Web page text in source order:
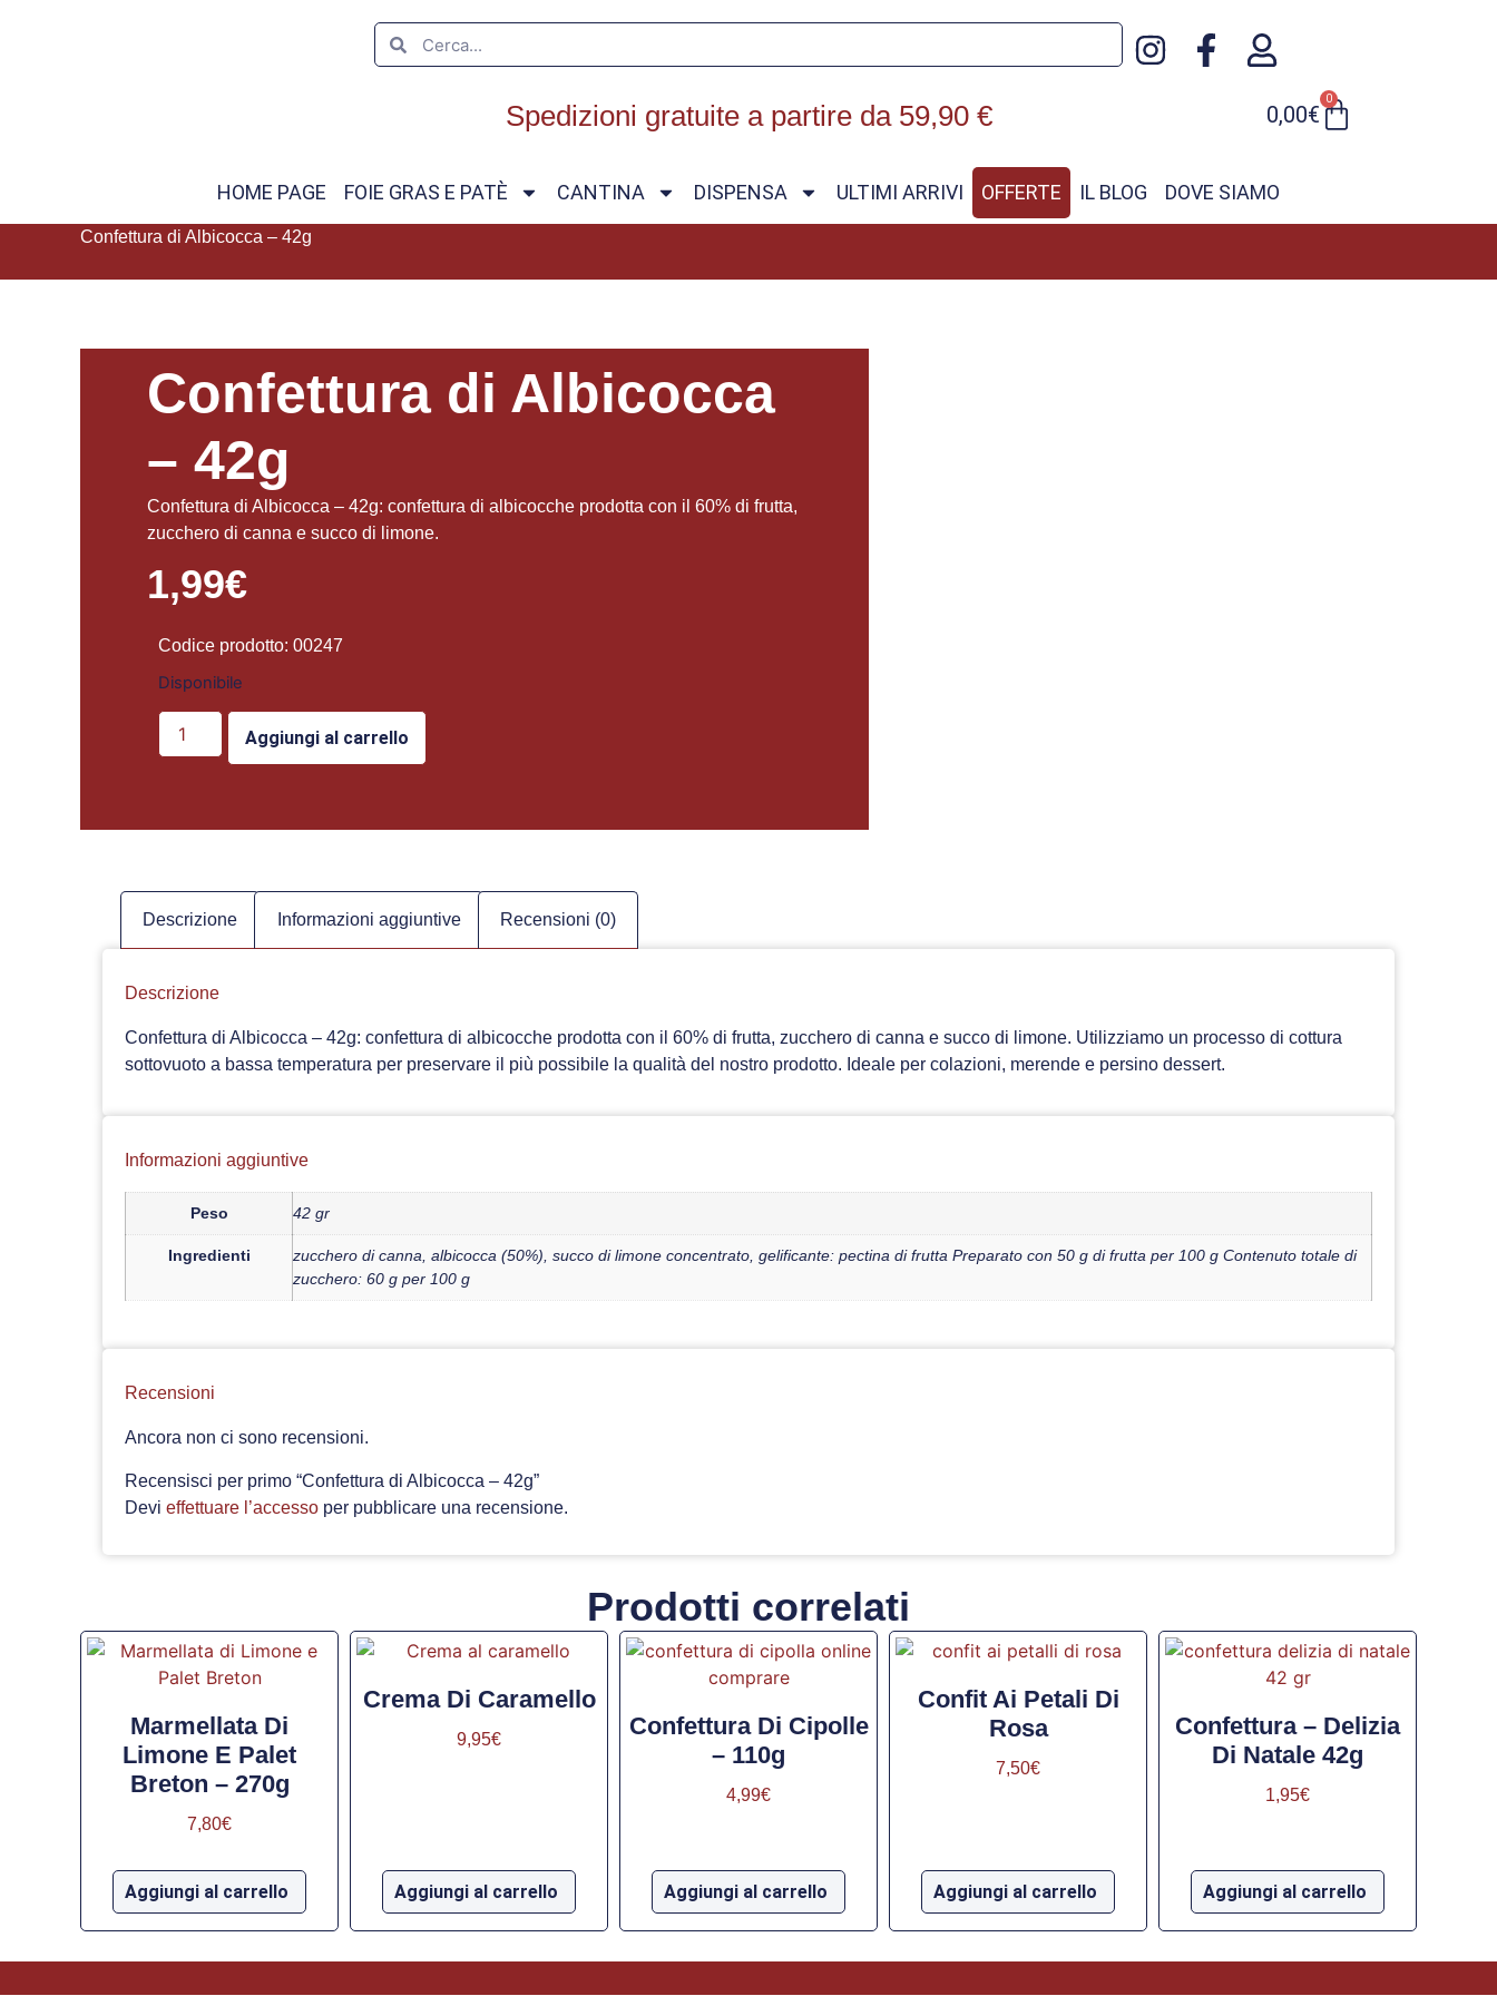
Spedizioni gratuite a partire da 59,90 € 0,00€
0
HOME PAGE FOIE GRAS E PATÈ CANTINA DISPENSA ULTIMI ARRIVI OFFERTE IL BLOG DOVE SIAMO
Confettura di Albicocca – 42g
Confettura di Albicocca
– 42g
Confettura di Albicocca – 42g: confettura di albicocche prodotta con il 60% di frutta,
zucchero di canna e succo di limone.
1,99€
Codice prodotto: 00247
Disponibile
Aggiungi al carrello
Descrizione Informazioni aggiuntive Recensioni (0)
Descrizione
Confettura di Albicocca – 42g: confettura di albicocche prodotta con il 60% di frutta, zucchero di canna e succo di limone. Utilizziamo un processo di cottura
sottovuoto a bassa temperatura per preservare il più possibile la qualità del nostro prodotto. Ideale per colazioni, merende e persino dessert.
Informazioni aggiuntive
Peso 42 gr
Ingredienti
zucchero di canna, albicocca (50%), succo di limone concentrato, gelificante: pectina di frutta Preparato con 50 g di frutta per 100 g Contenuto totale di
zucchero: 60 g per 100 g
Recensioni
Ancora non ci sono recensioni.
Recensisci per primo “Confettura di Albicocca – 42g”
Devi effettuare l’accesso per pubblicare una recensione.
Prodotti correlati
Marmellata Di
Limone E Palet
Breton – 270g
7,80€
Aggiungi al carrello
Crema Di Caramello
9,95€
Aggiungi al carrello
Confettura Di Cipolle
– 110g
4,99€
Aggiungi al carrello
Confit Ai Petali Di
Rosa
7,50€
Aggiungi al carrello
Confettura – Delizia
Di Natale 42g
1,95€
Aggiungi al carrello